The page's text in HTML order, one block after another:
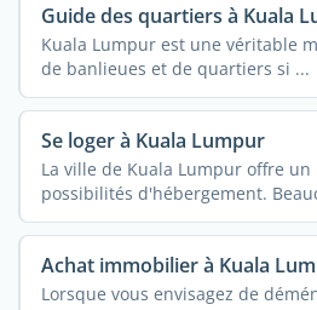
Guide des quartiers à Kuala
Kuala Lumpur est une véritable
de banlieues et de quartiers si ...
Se loger à Kuala Lumpur
La ville de Kuala Lumpur offre
possibilités d'hébergement.
Achat immobilier à Kuala
Lorsque vous envisagez de